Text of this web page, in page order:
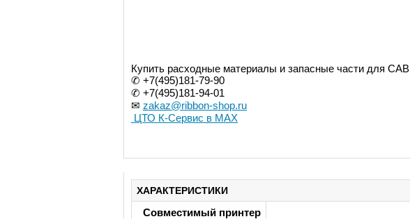
Купить расходные материалы и запасные части для CAB
✆ +7(495)181-79-90
✆ +7(495)181-94-01
✉ zakaz@ribbon-shop.ru
ЦТО К-Сервис в MAX
ХАРАКТЕРИСТИКИ
Совместимый принтер